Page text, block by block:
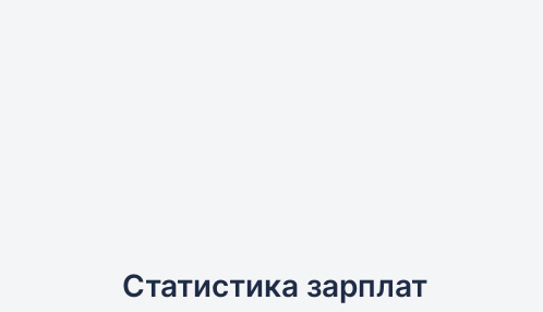
Статистика зарплат